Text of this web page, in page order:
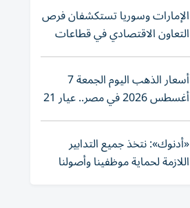
الإمارات وسوريا تستكشفان فرص
التعاون الاقتصادي في قطاعات
حيوية
أسعار الذهب اليوم الجمعة 7
أغسطس 2026 في مصر.. عيار 21
يقترب من هذا الرقم
«أدنوك»: نتخذ جميع التدابير
اللازمة لحماية موظفينا وأصولنا